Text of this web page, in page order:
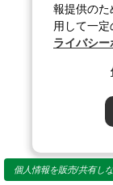
長く使え
J-オイル
J-オイルミ
技術SUSTEC
減に取り組ん
個人情報を販売/共有し
報提供の
用して一
ライバシ